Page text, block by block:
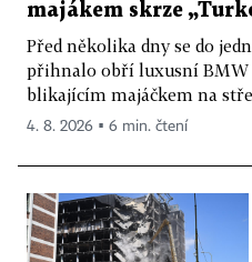
majákem skrze
Před několika dny se do
přihnalo obří luxusní BMW
blikajícím majáčkem na
4. 8. 2026 ▪ 6 min. čtení